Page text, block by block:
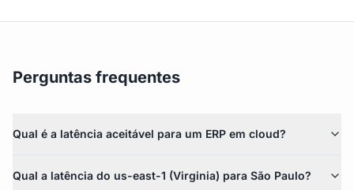
Perguntas frequentes
Qual é a latência aceitável para um ERP em cloud?
Qual a latência do us-east-1 (Virginia) para São Paulo?